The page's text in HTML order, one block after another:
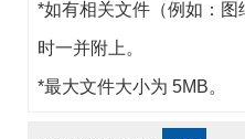
*如有相关文件（例如：
时一并附上。
*最大文件大小为 5MB。